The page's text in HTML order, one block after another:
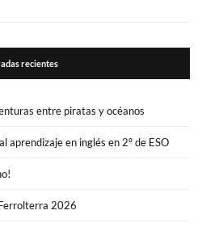
recientes
entre piratas y océanos
aprendizaje en inglés en 2º de ESO
2026